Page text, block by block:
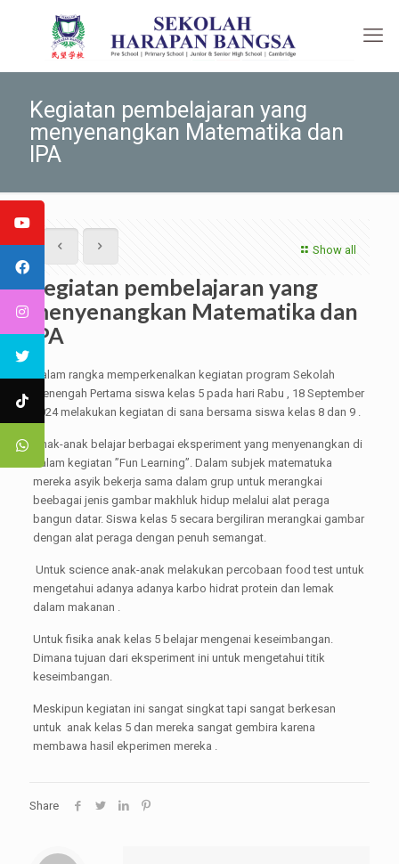
Kegiatan pembelajaran yang
menyenangkan Matematika dan
IPA
Show all
Kegiatan pembelajaran yang
menyenangkan Matematika dan
IPA
Dalam rangka memperkenalkan kegiatan program Sekolah
Menengah Pertama siswa kelas 5 pada hari Rabu , 18 September
2024 melakukan kegiatan di sana bersama siswa kelas 8 dan 9 .
Anak-anak belajar berbagai eksperiment yang menyenangkan di
dalam kegiatan ”Fun Learning”. Dalam subjek matematuka
mereka asyik bekerja sama dalam grup untuk merangkai
beebagai jenis gambar makhluk hidup melalui alat peraga
bangun datar. Siswa kelas 5 secara bergiliran merangkai gambar
dengan alat peraga dengan penuh semangat.
Untuk science anak-anak melakukan percobaan food test untuk
mengetahui adanya adanya karbo hidrat protein dan lemak
dalam makanan .
Untuk fisika anak kelas 5 belajar mengenai keseimbangan.
Dimana tujuan dari eksperiment ini untuk mengetahui titik
keseimbangan.
Meskipun kegiatan ini sangat singkat tapi sangat berkesan
untuk anak kelas 5 dan mereka sangat gembira karena
membawa hasil ekperimen mereka .
Share